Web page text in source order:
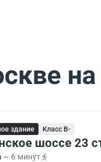
здание Класс B-
шоссе 23
~ 6 минут